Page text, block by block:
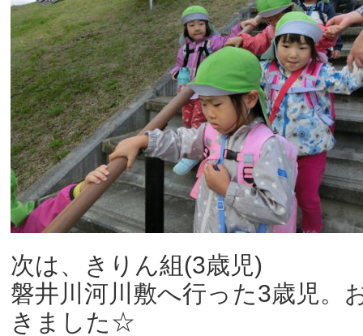
次は、きりん組(3歳児)
磐井川河川敷へ行った3歳児。
きました☆